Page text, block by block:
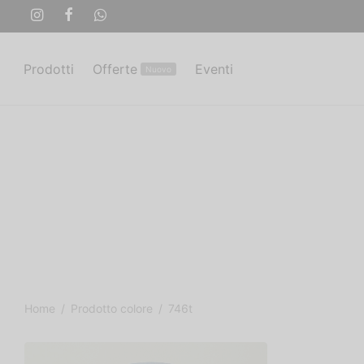
Prodotti Offerte Eventi
Home / Prodotto colore / 746t